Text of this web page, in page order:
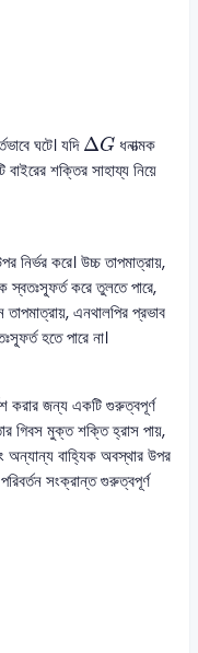
ঘটে। যদি ΔG
Δ G ধনাত্মক
শক্তির সাহায্য নিয়ে
নির্ভর করে। উচ্চ তাপমাত্রায়,
স্বতঃস্ফূর্ত করে তুলতে পারে,
এনথালপির প্রভাব
হতে পারে না।
করার জন্য একটি গুরুত্বপূর্ণ
গিবস মুক্ত শক্তি হ্রাস পায়,
অন্যান্য বাহ্যিক অবস্থার উপর
সংক্রান্ত গুরুত্বপূর্ণ